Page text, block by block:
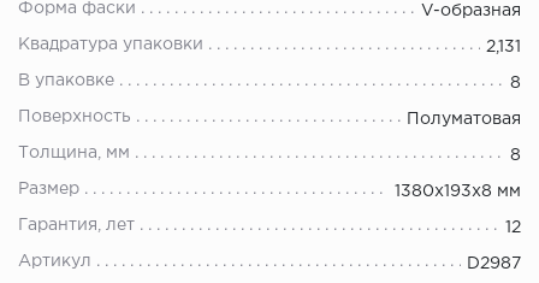
Форма фаски V-образная
Квадратура упаковки 2,131
В упаковке 8
Поверхность Полуматовая
Толщина, мм 8
Размер 1380х193х8 мм
Гарантия, лет 12
Артикул D2987